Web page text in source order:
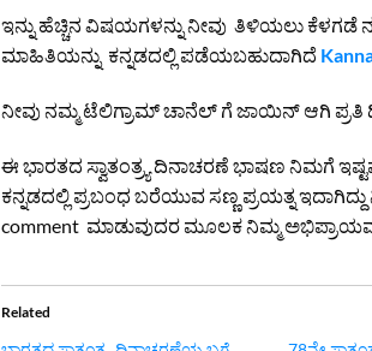
ಇನ್ನು ಹೆಚ್ಚಿನ ವಿಷಯಗಳನ್ನು ನೀವು ತಿಳಿಯಲು ಕೆಳಗಡೆ
ಮಾಹಿತಿಯನ್ನು ಕನ್ನಡದಲ್ಲಿ ಪಡೆಯಬಹುದಾಗಿದೆ
ನೀವು ನಮ್ಮ ಟೆಲಿಗ್ರಾಮ್ ಚಾನೆಲ್ ಗೆ ಜಾಯಿನ್ ಆಗಿ
ಈ ಭಾರತದ ಸ್ವಾತಂತ್ರ್ಯ ದಿನಾಚರಣೆ ಭಾಷಣ ನಿಮಗೆ
ಕನ್ನಡದಲ್ಲಿ ಪ್ರಬಂಧ ಬರೆಯುವ ಸಣ್ಣ ಪ್ರಯತ್ನ
comment ಮಾಡುವುದರ ಮೂಲಕ ನಿಮ್ಮ
Related